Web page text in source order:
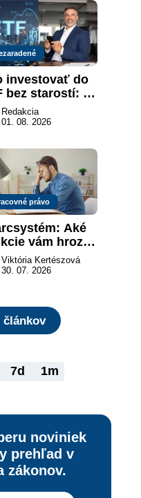
investovať do
bez starostí:
plány,
urobia prácu
Redakcia
01. 08. 2026
právo
Aké
vám hrozia
nestačí
pokutu?
Viktória Kertészová
30. 07. 2026
7d 1m
noviniek
prehľad v
zákonov.